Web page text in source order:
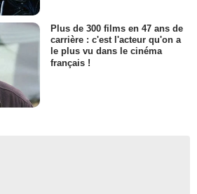
Plus de 300 films en 47 ans de
carrière : c'est l'acteur qu'on a
le plus vu dans le cinéma
français !